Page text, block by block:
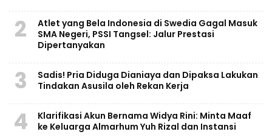
2
Atlet yang Bela Indonesia di Swedia Gagal Masuk
SMA Negeri, PSSI Tangsel: Jalur Prestasi
Dipertanyakan
3
Sadis! Pria Diduga Dianiaya dan Dipaksa Lakukan
Tindakan Asusila oleh Rekan Kerja
4
Klarifikasi Akun Bernama Widya Rini: Minta Maaf
ke Keluarga Almarhum Yuh Rizal dan Instansi